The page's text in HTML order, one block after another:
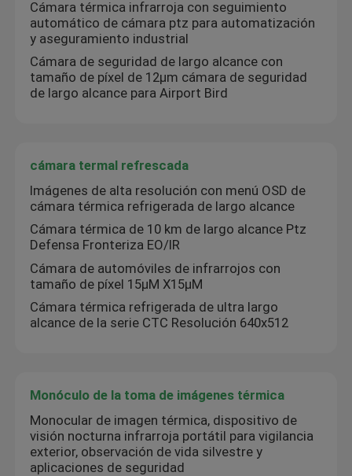
Recorrido por la fábrica
Control de calidad
Noticias
Casos de trabajo
cámara la termal de la gama larga
Sistema anti drones
Cámara térmica de dos sensores
Cámara térmica infrarroja con seguimiento
automático de cámara ptz para automatización
y aseguramiento industrial
Cámara de seguridad de largo alcance con
tamaño de píxel de 12μm cámara de seguridad
de largo alcance para Airport Bird
cámara termal refrescada
Imágenes de alta resolución con menú OSD de
cámara térmica refrigerada de largo alcance
Cámara térmica de 10 km de largo alcance Ptz
Defensa Fronteriza EO/IR
Cámara de automóviles de infrarrojos con
tamaño de píxel 15μM X15μM
Cámara térmica refrigerada de ultra largo
alcance de la serie CTC Resolución 640x512
Monóculo de la toma de imágenes térmica
Monocular de imagen térmica, dispositivo de
visión nocturna infrarroja portátil para vigilancia
exterior, observación de vida silvestre y
aplicaciones de seguridad